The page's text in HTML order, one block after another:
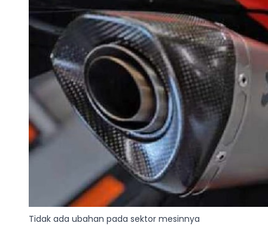
Tidak ada ubahan pada sektor mesinnya